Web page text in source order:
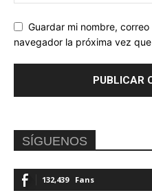
Guardar mi nombre,
navegador la próxima vez
SÍGUENOS
132,439 Fans